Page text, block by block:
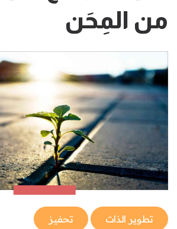
من المِحَن
تطوير الذات تحفيز